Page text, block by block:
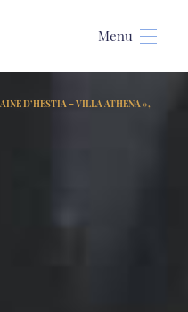
D’HESTIA – VILLA ATHENA »,